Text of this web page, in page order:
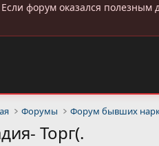
Если форум оказался полезным
Форумы Форум бывших
Торг(.